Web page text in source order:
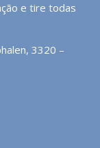
e tire todas
3320 –